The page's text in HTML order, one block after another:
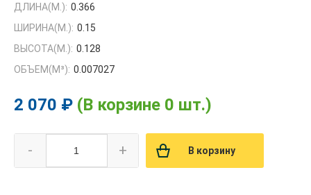
ДЛИНА(М.): 0.366
ШИРИНА(М.): 0.15
ВЫСОТА(М.): 0.128
ОБЪЕМ(M³): 0.007027
2 070 ₽ (В корзине 0 шт.)
- + В корзину